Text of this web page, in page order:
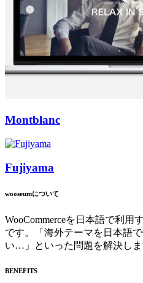
Montblanc
Fujiyama
wooseumについて
WooCommerceを日本語で利用
です。「海外テーマを日本語
い…」といった問題を解決しま
BENEFITS